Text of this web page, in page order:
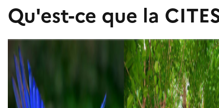
Qu'est-ce que la